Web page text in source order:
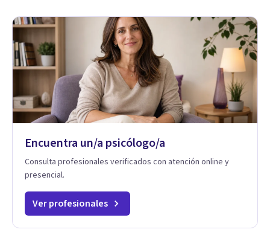
Encuentra un/a psicólogo/a
Consulta profesionales verificados con atención online y
presencial.
Ver profesionales